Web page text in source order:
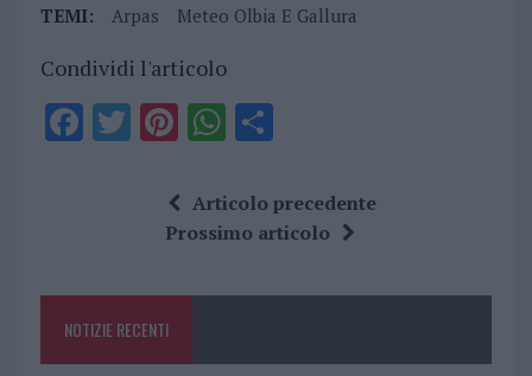
TEMI: Arpas Meteo Olbia E Gallura
Condividi l'articolo
F
o
k
T Pi
te
re
W
at
s
p
S
a
re
Articolo precedente
Prossimo articolo
NOTIZIE RECENTI